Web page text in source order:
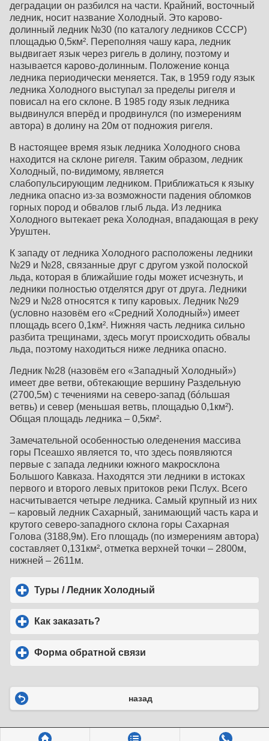
деградации он разбился на части. Крайний, восточный
ледник, носит название Холодный. Это карово-
долинный ледник №30 (по каталогу ледников СССР)
площадью 0,5км². Переполняя чашу кара, ледник
выдвигает язык через ригель в долину, поэтому и
называется карово-долинным. Положение конца
ледника периодически меняется. Так, в 1959 году язык
ледника Холодного выступал за пределы ригеля и
повисал на его склоне. В 1985 году язык ледника
выдвинулся вперёд и продвинулся (по измерениям
автора) в долину на 20м от подножия ригеля.
В настоящее время язык ледника Холодного снова
находится на склоне ригеля. Таким образом, ледник
Холодный, по-видимому, является
слабопульсирующим ледником. Приближаться к языку
ледника опасно из-за возможности падения обломков
горных пород и обвалов глыб льда. Из ледника
Холодного вытекает река Холодная, впадающая в реку
Уруштен.
К западу от ледника Холодного расположены ледники
№29 и №28, связанные друг с другом узкой полоской
льда, которая в ближайшие годы может исчезнуть, и
ледники полностью отделятся друг от друга. Ледники
№29 и №28 относятся к типу каровых. Ледник №29
(условно назовём его «Средний Холодный») имеет
площадь всего 0,1км². Нижняя часть ледника сильно
разбита трещинами, здесь могут происходить обвалы
льда, поэтому находиться ниже ледника опасно.
Ледник №28 (назовём его «Западный Холодный»)
имеет две ветви, обтекающие вершину Раздельную
(2700,5м) с течениями на северо-запад (бóльшая
ветвь) и север (меньшая ветвь, площадью 0,1км²).
Общая площадь ледника – 0,5км².
Замечательной особенностью оледенения массива
горы Псеашхо является то, что здесь появляются
первые с запада ледники южного макросклона
Большого Кавказа. Находятся эти ледники в истоках
первого и второго левых притоков реки Пслух. Всего
насчитывается четыре ледника. Самый крупный из них
– каровый ледник Сахарный, занимающий часть кара и
крутого северо-западного склона горы Сахарная
Голова (3188,9м). Его площадь (по измерениям автора)
составляет 0,131км², отметка верхней точки – 2800м,
нижней – 2611м.
Туры / Ледник Холодный
Как заказать?
Форма обратной связи
назад